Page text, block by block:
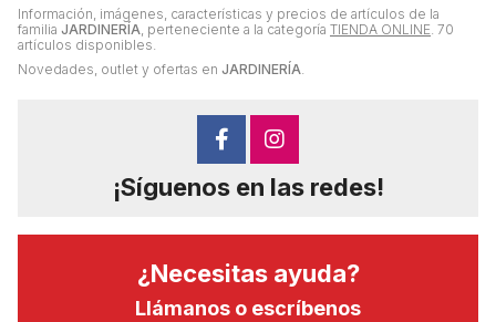
Información, imágenes, características y precios de artículos de la
familia JARDINERÍA, perteneciente a la categoría TIENDA ONLINE. 70
artículos disponibles.
Novedades, outlet y ofertas en JARDINERÍA.
¡Síguenos en las redes!
¿Necesitas ayuda?
Llámanos o escríbenos